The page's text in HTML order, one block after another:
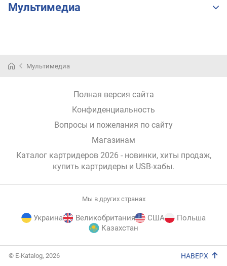
Мультимедиа
Мультимедиа
Полная версия сайта
Конфиденциальность
Вопросы и пожелания по сайту
Магазинам
Каталог картридеров 2026 - новинки, хиты продаж,
купить картридеры и USB-хабы.
Мы в других странах
Украина Великобритания США
Польша
Казахстан
© E-Katalog, 2026 НАВЕРХ